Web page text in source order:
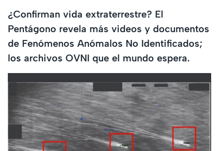
¿Confirman vida extraterrestre? El
Pentágono revela más videos y documentos
de Fenómenos Anómalos No Identificados;
los archivos OVNI que el mundo espera.